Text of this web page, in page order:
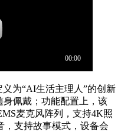
为“AI生活主理人”的创新
佩戴；功能配置上，该
麦克风阵列，支持4K照
，支持故事模式，设备会